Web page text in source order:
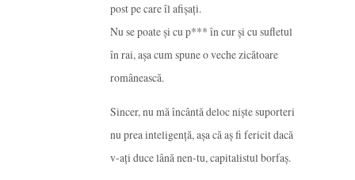
post pe care îl afișați.
Nu se poate și cu p*** în cur și cu sufletul
în rai, așa cum spune o veche zicătoare
românească.
Sincer, nu mă încântă deloc niște suporteri
nu prea inteligență, așa că aș fi fericit dacă
v-ați duce lână nen-tu, capitalistul borfaș.